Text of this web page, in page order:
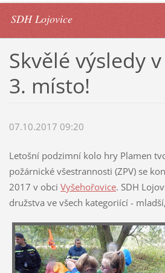
SDH Lojovice
Skvělé výsledy v
3. místo!
07.10.2017 09:20
Letošní podzimní kolo hry Plamen
požárnické všestrannosti (ZPV) se
2017 v obci Vyšehořovice. SDH
družstva ve všech kategoriící -